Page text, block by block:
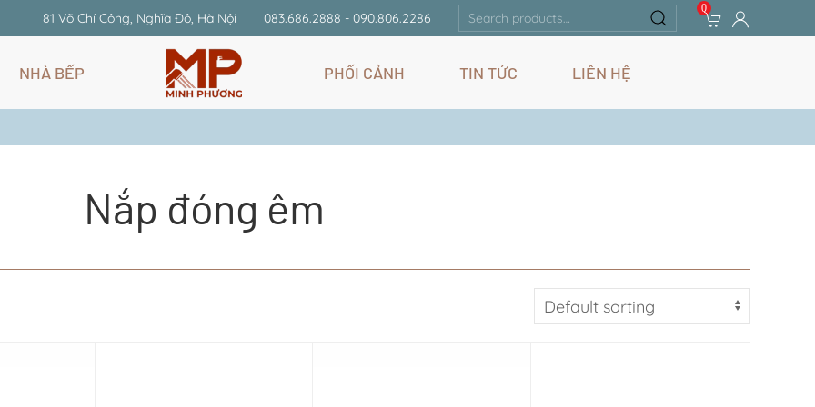
81 Võ Chí Công, Nghĩa Đô, Hà Nội 083.686.2888 - 090.806.2286
Search
for:
0
NHÀ BẾP PHỐI CẢNH TIN TỨC LIÊN HỆ
Nắp đóng êm